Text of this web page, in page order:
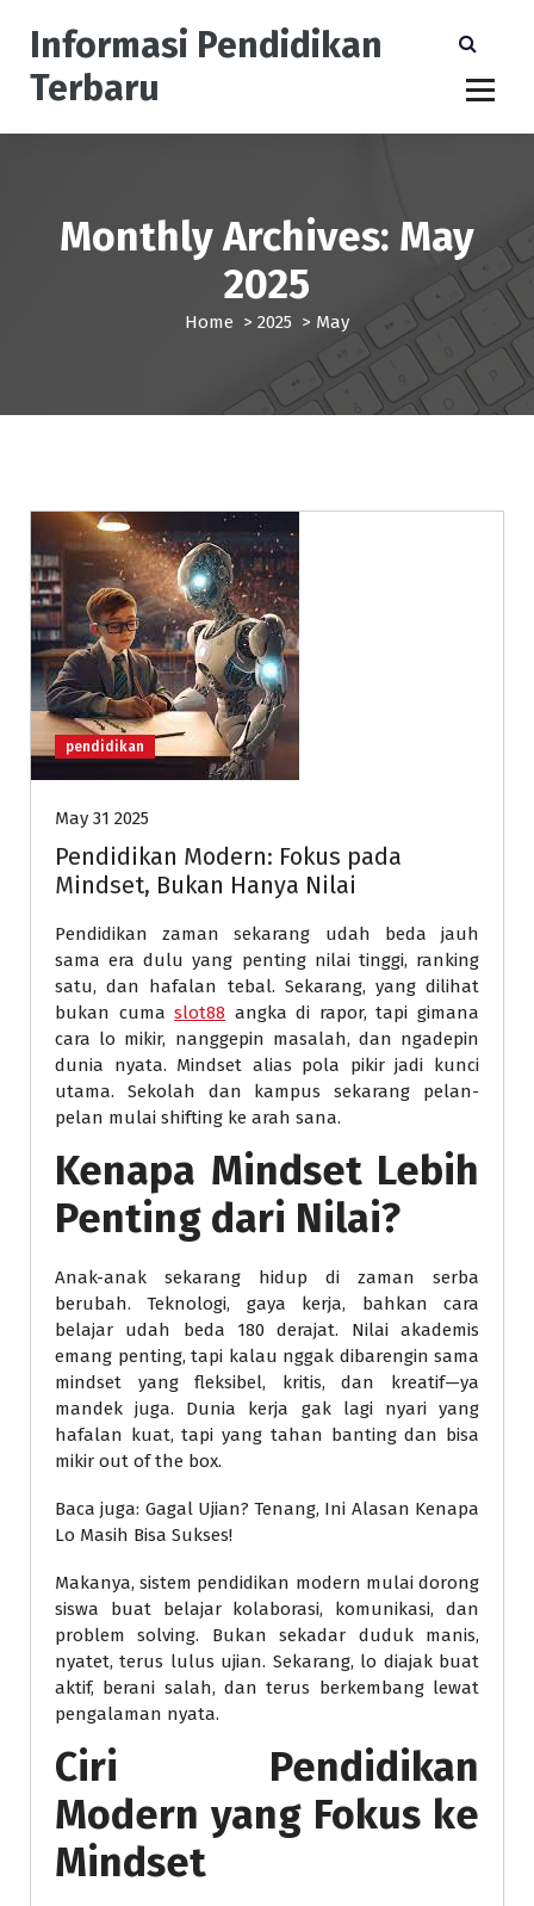
Informasi Pendidikan
Terbaru
Monthly Archives: May
2025
Home > 2025 > May
pendidikan
May 31 2025
Pendidikan Modern: Fokus pada
Mindset, Bukan Hanya Nilai
Pendidikan zaman sekarang udah beda jauh
sama era dulu yang penting nilai tinggi, ranking
satu, dan hafalan tebal. Sekarang, yang dilihat
bukan cumaslot88 angka di rapor, tapi gimana
cara lo mikir, nanggepin masalah, dan ngadepin
dunia nyata. Mindset alias pola pikir jadi kunci
utama. Sekolah dan kampus sekarang pelan-
pelan mulai shifting ke arah sana.
Kenapa Mindset Lebih
Penting dari Nilai?
Anak-anak sekarang hidup di zaman serba
berubah. Teknologi, gaya kerja, bahkan cara
belajar udah beda 180 derajat. Nilai akademis
emang penting, tapi kalau nggak dibarengin sama
mindset yang fleksibel, kritis, dan kreatif—ya
mandek juga. Dunia kerja gak lagi nyari yang
hafalan kuat, tapi yang tahan banting dan bisa
mikir out of the box.
Baca juga: Gagal Ujian? Tenang, Ini Alasan Kenapa
Lo Masih Bisa Sukses!
Makanya, sistem pendidikan modern mulai dorong
siswa buat belajar kolaborasi, komunikasi, dan
problem solving. Bukan sekadar duduk manis,
nyatet, terus lulus ujian. Sekarang, lo diajak buat
aktif, berani salah, dan terus berkembang lewat
pengalaman nyata.
Ciri Pendidikan
Modern yang Fokus ke
Mindset